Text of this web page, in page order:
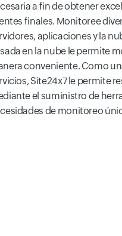
a fin de obtener
finales. Monitoree
aplicaciones y la
en la nube le permite
conveniente. Como
Site24x7 le permite
el suministro de
de monitoreo